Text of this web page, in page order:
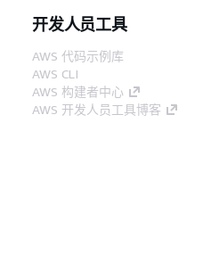
开发人员工具
AWS 代码示例库
AWS CLI
AWS 构建者中心
AWS 开发人员工具博客